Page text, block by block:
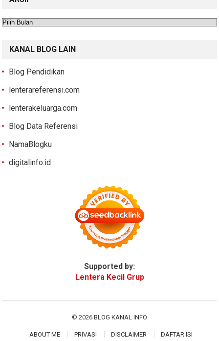
Arsip
KANAL BLOG LAIN
Blog Pendidikan
lenterareferensi.com
lenterakeluarga.com
Blog Data Referensi
NamaBlogku
digitalinfo.id
Supported by:
Lentera Kecil Grup
© 2026 BLOG KANAL INFO
ABOUT ME PRIVASI DISCLAIMER DAFTAR ISI